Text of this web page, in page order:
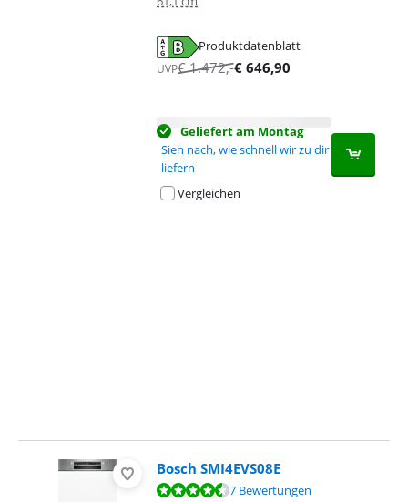
Produktdatenblatt
wird in neuem Tab geöffnetUVP€1.472,-€ 646,90
Geliefert am Montag
Sieh nach, wie schnell wir zu dir
liefern
Vergleichen
Bosch SMI4EVS08E
Bewertet mit 9,0 von 10, basierend auf 7 Bewertungen.
7 Bewertungen